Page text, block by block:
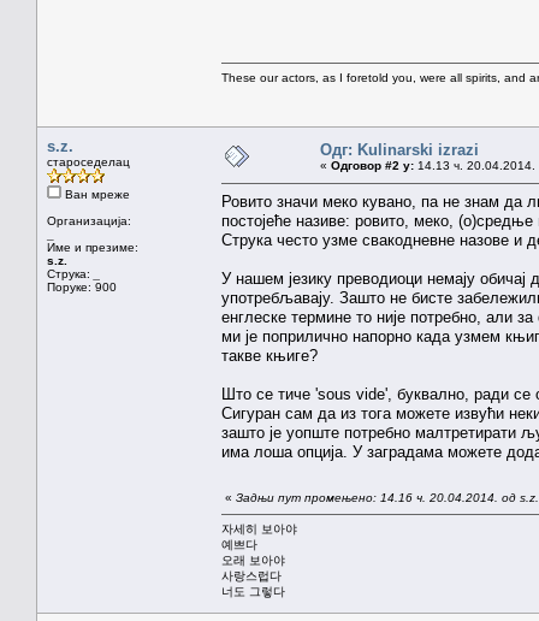
These our actors, as I foretold you, were all spirits, and
s.z.
староседелац
Ван мреже
Организација:
Име и презиме:
s.z.
Струка:
Поруке: 900
Одг: Kulinarski izrazi
« Одговор #2 у: 14.13 ч. 20.04.2014.
Ровито значи меко кувано, па не знам да
постојеће називе: ровито, меко,
Струка често узме свакодневне назове и
У нашем језику преводиоци немају обичај
употребљавају. Зашто не бисте
енглеске термине то није потребно, али
ми је поприлично напорно када узмем
такве књиге?
Што се тиче 'sous vide', буквално, ради се
Сигуран сам да из тога можете извући
зашто је уопште потребно малтретирати
има лоша опција. У заградама можете
« Задњи пут промењено: 14.16 ч. 20.04.2014. од s.z.
자세히 보아야
예쁘다
오래 보아야
사랑스럽다
너도 그렇다